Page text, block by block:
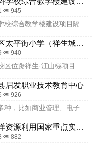
945
拉萨师范高等专科学校综合教学楼建设项目隔震支座是指结构为达到隔震要求而设置的支承装置，是在上部结构与地基之间增加隔震层，安装橡胶隔震支座，起到与地面的软连接，通...
呼和浩特市回民区太平街小学（祥生城校区）建设项目
940
启发职业技术教育中心
926
海南大学南海海洋资源利用国家重点实验室项目
882